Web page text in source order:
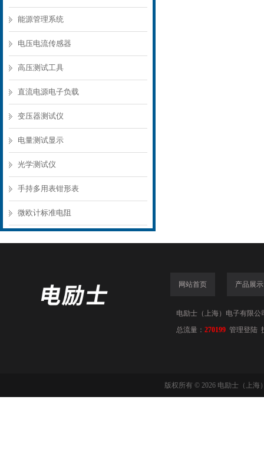
能源管理系统
电压电流传感器
高压测试工具
直流电源电子负载
变压器测试仪
电量测试显示
光学测试仪
手持多用表钳形表
微欧计标准电阻
网站首页 产品展示
电励士（上海）电子有限公
总流量： 270199 管理登陆
版权所有 © 2026 电励士（上